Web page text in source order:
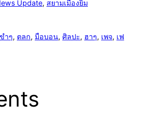
Update, สยามเมืองยิ้ม
ขำๆ, ตลก, มือบอน, ศิลปะ, ฮาๆ, เพจ, เฟ